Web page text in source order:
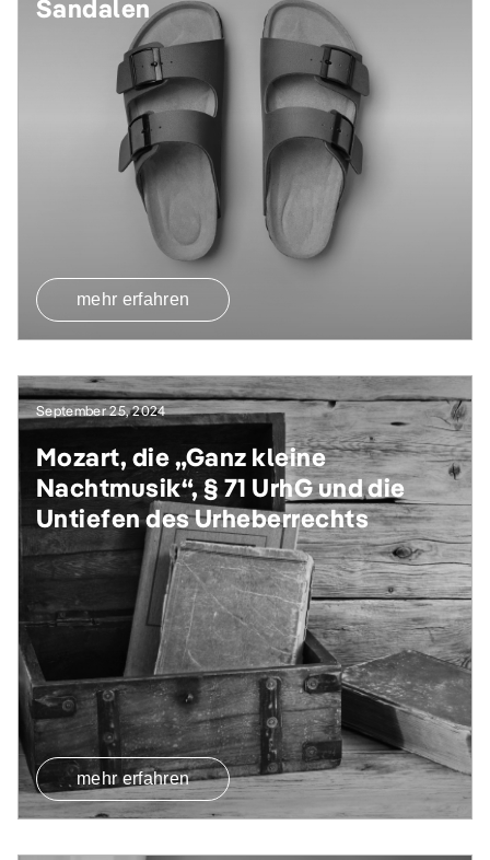
Sandalen
mehr erfahren
September 25, 2024
Mozart, die „Ganz kleine
Nachtmusik“, § 71 UrhG und die
Untiefen des Urheberrechts
mehr erfahren